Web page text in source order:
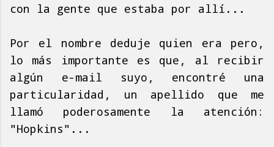
con la gente que estaba por allí...
Por el nombre deduje quien era pero,
lo más importante es que, al recibir
algún e-mail suyo, encontré una
particularidad, un apellido que me
llamó poderosamente la atención:
"Hopkins"...